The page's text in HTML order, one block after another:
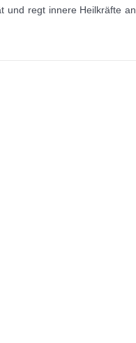
und regt innere Heilkräfte